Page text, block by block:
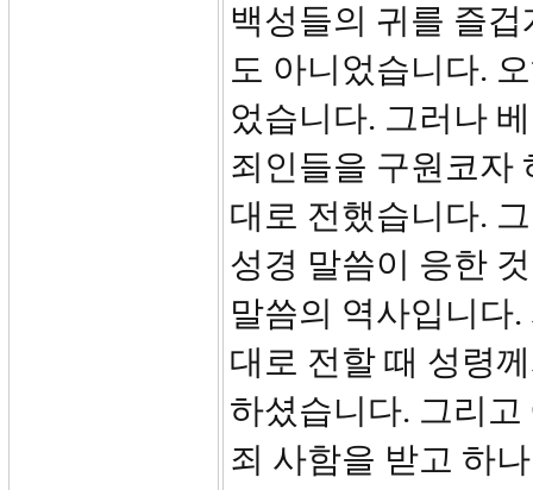
백성들의 귀를 즐
도 아니었습니다.
었습니다. 그러나
죄인들을 구원코자
대로 전했습니다.
성경 말씀이 응한
말씀의 역사입니다
대로 전할 때 성령
하셨습니다. 그리
죄 사함을 받고 하